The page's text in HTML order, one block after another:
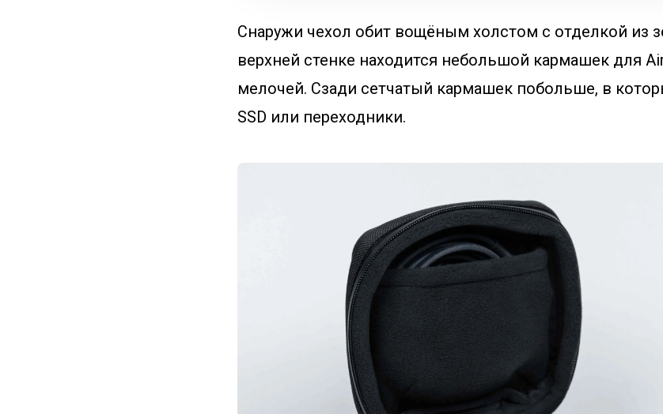
Снаружи чехол обит вощёным холстом с отделкой из
верхней стенке находится небольшой кармашек для
мелочей. Сзади сетчатый кармашек побольше, в
SSD или переходники.